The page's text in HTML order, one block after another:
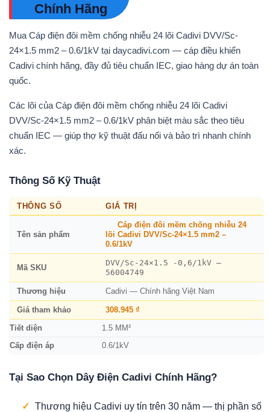
Chính Hãng
Mua Cáp điện đôi mềm chống nhiễu 24 lõi Cadivi DVV/Sc-
24×1.5 mm2 – 0.6/1kV tại daycadivi.com — cáp điều khiển
Cadivi chính hãng, đầy đủ tiêu chuẩn IEC, giao hàng dự án toàn
quốc.
Các lõi của Cáp điện đôi mềm chống nhiễu 24 lõi Cadivi
DVV/Sc-24×1.5 mm2 – 0.6/1kV phân biệt màu sắc theo tiêu
chuẩn IEC — giúp thợ kỹ thuật đấu nối và bảo trì nhanh chính
xác.
Thông Số Kỹ Thuật
THÔNG SỐ GIÁ TRỊ
Tên sản phẩm
Cáp điện đôi mềm chống nhiễu 24
lõi Cadivi DVV/Sc-24×1.5 mm2 –
0.6/1kV
Mã SKU
DVV/Sc-24×1.5 -0,6/1kV –
56004749
Thương hiệu Cadivi — Chính hãng Việt Nam
Giá tham khảo 308.945 ₫
Tiết diện 1.5 MM²
Cấp điện áp 0.6/1kV
Tại Sao Chọn Dây Điện Cadivi Chính Hãng?
✓ Thương hiệu Cadivi uy tín trên 30 năm — thị phần số